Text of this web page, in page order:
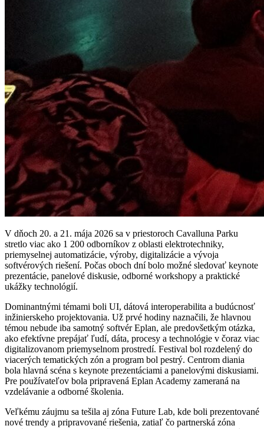
V dňoch 20. a 21. mája 2026 sa v priestoroch Cavalluna Parku
stretlo viac ako 1 200 odborníkov z oblasti elektrotechniky,
priemyselnej automatizácie, výroby, digitalizácie a vývoja
softvérových riešení. Počas oboch dní bolo možné sledovať keynote
prezentácie, panelové diskusie, odborné workshopy a praktické
ukážky technológií.
Dominantnými témami boli UI, dátová interoperabilita a budúcnosť
inžinierskeho projektovania. Už prvé hodiny naznačili, že hlavnou
témou nebude iba samotný softvér Eplan, ale predovšetkým otázka,
ako efektívne prepájať ľudí, dáta, procesy a technológie v čoraz viac
digitalizovanom priemyselnom prostredí. Festival bol rozdelený do
viacerých tematických zón a program bol pestrý. Centrom diania
bola hlavná scéna s keynote prezentáciami a panelovými diskusiami.
Pre používateľov bola pripravená Eplan Academy zameraná na
vzdelávanie a odborné školenia.
Veľkému záujmu sa tešila aj zóna Future Lab, kde boli prezentované
nové trendy a pripravované riešenia, zatiaľ čo partnerská zóna